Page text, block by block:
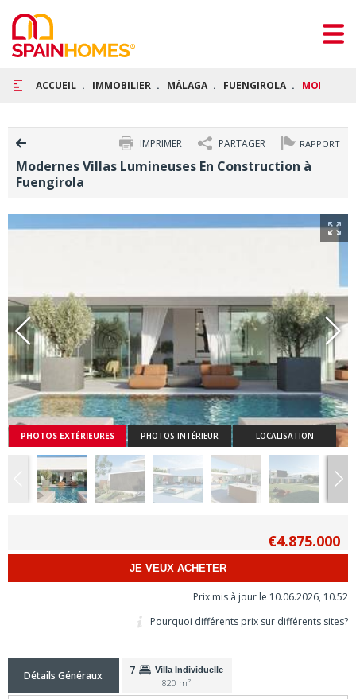
ACCUEIL IMMOBILIER MÁLAGA FUENGIROLA
RAPPORT
PARTAGER
IMPRIMER
Modernes Villas Lumineuses En Construction à
Fuengirola
PHOTOS EXTÉRIEURES PHOTOS INTÉRIEUR LOCALISATION
€4.875.000
JE VEUX ACHETER
Prix mis à jour le 10.06.2026, 10.52
Pourquoi différents prix sur différents sites?
Détails Généraux 7 Villa Individuelle
820 m²